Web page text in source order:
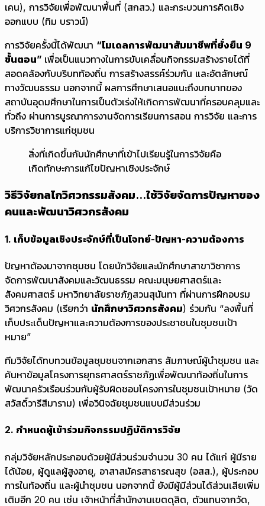
เคน), การวิจัยเพื่อพัฒนาพื้นที่ (สกสว.) และกระบวนการคิดเชิง
ออกแบบ (ทิม บราวน์)
การวิจัยครั้งนี้ได้พัฒนา “โมเดลการพัฒนาสัมมาชีพที่ยั่งยืน 9
ขั้นตอน” เพื่อเป็นแนวทางในการขับเคลื่อนกิจกรรมสร้างรายได้ที่
สอดคล้องกับบริบทท้องถิ่น การสร้างสรรค์ร่วมกัน และอัตลักษณ์
ทางวัฒนธรรม นอกจากนี้ ผลการศึกษาเสนอแนะถึงบทบาทของ
สถาบันอุดมศึกษาในการเป็นตัวเร่งให้เกิดการพัฒนาที่ครอบคลุมและ
ทั่วถึง ผ่านการบูรณาการงานจัดการเรียนการสอน การวิจัย และการ
บริการวิชาการแก่ชุมชน
สิ่งที่เกิดขึ้นกับนักศึกษาที่เข้าไปเรียนรู้ในการวิจัยคือ
เกิดทักษะการแก้ไขปัญหาเชิงประจักษ์
วิธีวิจัยกลไกวิศวกรรมสังคม...ใช้วิจัยจัดการปัญหาของ
คนและพัฒนาวิศวกรสังคม
1. เก็บข้อมูลเชิงประจักษ์ที่เป็นโจทย์-ปัญหา-ความต้องการ
ปัญหาต้องมาจากชุมชน โดยนักวิจัยและนักศึกษาสาขาวิชาการ
จัดการพัฒนาสังคมและวัฒนธรรม คณะมนุษยศาสตร์และ
สังคมศาสตร์ มหาวิทยาลัยราชภัฏสวนสุนันทา ที่ผ่านการฝึกอบรม
วิศวกรสังคม (เรียกว่า นักศึกษาวิศวกรสังคม) ร่วมกัน “ลงพื้นที่
เก็บประเด็นปัญหาและความต้องการของประชาชนในชุมชนเป้า
หมาย”
ทีมวิจัยได้ทบทวนข้อมูลชุมชนจากเอกสาร สัมภาษณ์ผู้นำชุมชน และ
ค้นหาข้อมูลโครงการยุทธศาสตร์ราชภัฏเพื่อพัฒนาท้องถิ่นในการ
พัฒนาครัวเรือนร่วมกับผู้รับผิดชอบโครงการในชุมชนเป้าหมาย (วัด
สวัสดิ์วารีสีมาราม) เพื่อวินิจฉัยชุมชนแบบมีส่วนร่วม
2. กำหนดผู้เข้าร่วมกิจกรรมปฏิบัติการวิจัย
กลุ่มวิจัยหลักประกอบด้วยผู้มีส่วนร่วมจำนวน 30 คน ได้แก่ ผู้มีราย
ได้น้อย, ผู้ดูแลผู้สูงอายุ, อาสาสมัครสาธารณสุข (อสส.), ผู้ประกอบ
การในท้องถิ่น และผู้นำชุมชน นอกจากนี้ ยังมีผู้มีส่วนได้ส่วนเสียเพิ่ม
เติมอีก 20 คน เช่น เจ้าหน้าที่สำนักงานเขตดุสิต, ตัวแทนจากวัด,